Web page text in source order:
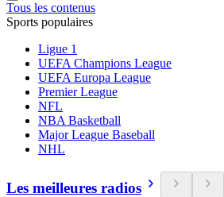
Tous les contenus
Sports populaires
Ligue 1
UEFA Champions League
UEFA Europa League
Premier League
NFL
NBA Basketball
Major League Baseball
NHL
Les meilleures radios